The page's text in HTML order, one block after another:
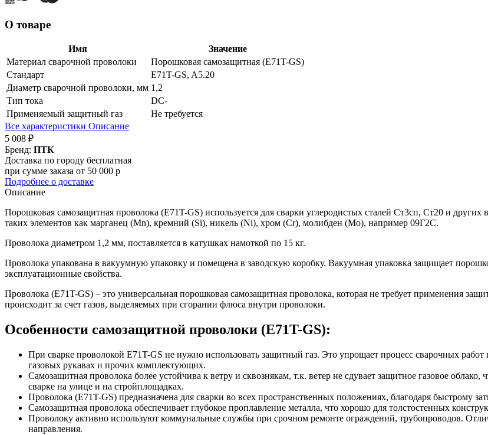
О товаре
Имя
Значение
Материал сварочной проволоки
Порошковая самозащитная (E71T-GS)
Стандарт
E71T-GS, A5.20
Диаметр сварочной проволоки, мм 1,2
Тип тока
DC-
Применяемый защитный газ
Не требуется
Все характеристики Описание
5 008 ₽
Бренд: ПТК
Доставка по городу бесплатная
при сумме заказа от 50 000 р
Подробнее о доставке
Описание
Порошковая самозащитная проволока (E71T-GS) используется для сварки углеродистых сталей Ст3сп, Ст20 и
таких элементов как марганец (Mn), кремний (Si), никель (Ni), хром (Cr), молибден (Mo), например 09Г2С.
Проволока диаметром 1,2 мм, поставляется в катушках намоткой по 15 кг.
Проволока упакована в вакуумную упаковку и помещена в заводскую коробку. Вакуумная упаковка защищает
эксплуатационные свойства.
Проволока (E71T-GS) – это универсальная порошковая самозащитная проволока, которая не требует применения
происходит за счет газов, выделяемых при сгорании флюса внутри проволоки.
Особенности самозащитной проволоки (E71T-GS):
При сварке проволокой E71T-GS не нужно использовать защитный газ. Это упрощает процесс сварочных работ
газовых рукавах и прочих комплектующих.
Самозащитная проволока более устойчива к ветру и сквознякам, т.к. ветер не сдувает защитное газовое
сварке на улице и на стройплощадках.
Проволока (E71T-GS) предназначена для сварки во всех пространственных положениях, благодаря быстрому
Самозащитная проволока обеспечивает глубокое проплавление металла, что хорошо для толстостенных
Проволоку активно используют коммунальные службы при срочном ремонте ограждений, трубопроводов.
направления.